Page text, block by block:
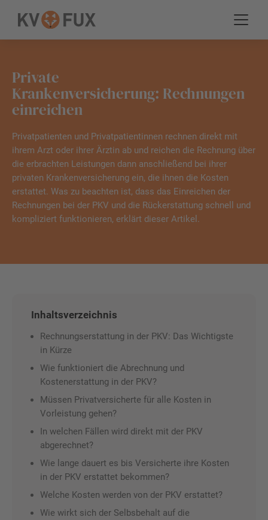
Private
Krankenversicherung: Rechnungen
einreichen
Privatpatienten und Privatpatientinnen rechnen direkt mit
ihrem Arzt oder ihrer Ärztin ab und reichen die Rechnung über
die erbrachten Leistungen dann anschließend bei ihrer
privaten Krankenversicherung ein, die ihnen die Kosten
erstattet. Was zu beachten ist, dass das Einreichen der
Rechnungen bei der PKV und die Rückerstattung schnell und
kompliziert funktionieren, erklärt dieser Artikel.
Inhaltsverzeichnis
Rechnungserstattung in der PKV: Das Wichtigste
in Kürze
Wie funktioniert die Abrechnung und
Kostenerstattung in der PKV?
Müssen Privatversicherte für alle Kosten in
Vorleistung gehen?
In welchen Fällen wird direkt mit der PKV
abgerechnet?
Wie lange dauert es bis Versicherte ihre Kosten
in der PKV erstattet bekommen?
Welche Kosten werden von der PKV erstattet?
Wie wirkt sich der Selbsbehalt auf die